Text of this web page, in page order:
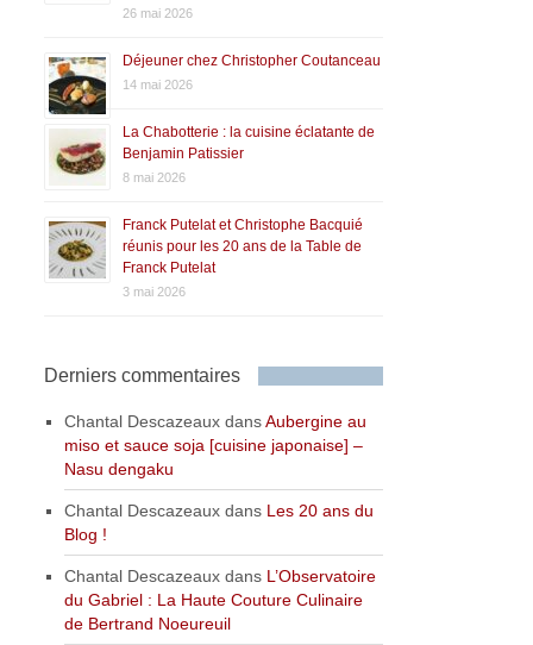
26 mai 2026
Déjeuner chez Christopher Coutanceau
14 mai 2026
La Chabotterie : la cuisine éclatante de
Benjamin Patissier
8 mai 2026
Franck Putelat et Christophe Bacquié
réunis pour les 20 ans de la Table de
Franck Putelat
3 mai 2026
Derniers commentaires
Chantal Descazeaux dansAubergine au
miso et sauce soja [cuisine japonaise] –
Nasu dengaku
Chantal Descazeaux dans Les 20 ans du
Blog !
Chantal Descazeaux dans L’Observatoire
du Gabriel : La Haute Couture Culinaire
de Bertrand Noeureuil